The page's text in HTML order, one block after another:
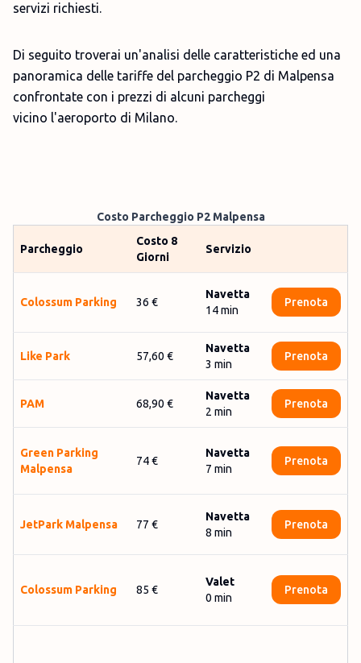
servizi richiesti.
Di seguito troverai un'analisi delle caratteristiche ed una
panoramica delle tariffe del parcheggio P2 di Malpensa
confrontate con i prezzi di alcuni parcheggi
vicino l'aeroporto di Milano.
Costo Parcheggio P2 Malpensa
Parcheggio
Costo 8
Giorni
Servizio
Colossum Parking 36 €
Navetta
14min
Prenota
Like Park 57,60 €
Navetta
3 min
Prenota
PAM 68,90 €
Navetta
2 min
Prenota
Gre­en Par­king
Mal­pen­sa
74 €
Navetta
7 min
Prenota
JetPark Malpensa 77 €
Navetta
8 min
Prenota
Colossum Parking 85 €
Valet
0 min
Prenota